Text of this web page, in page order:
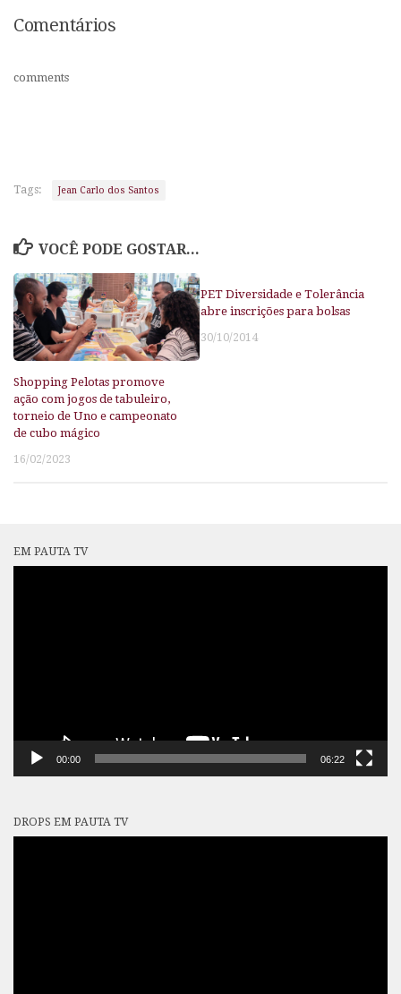
Comentários
comments
Tags: Jean Carlo dos Santos
VOCÊ PODE GOSTAR...
Shopping Pelotas promove
ação com jogos de tabuleiro,
torneio de Uno e campeonato
de cubo mágico
16/02/2023
PET Diversidade e Tolerância
abre inscrições para bolsas
30/10/2014
EM PAUTA TV
00:00 06:22
DROPS EM PAUTA TV